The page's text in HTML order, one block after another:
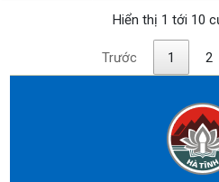
Hiển thị 1 tới 10
Trước 1 2